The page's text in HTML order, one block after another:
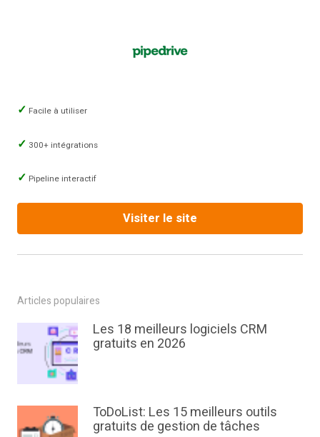
Facile à utiliser
300+ intégrations
Pipeline interactif
Visiter le site
Articles populaires
Les 18 meilleurs logiciels CRM
gratuits en 2026
ToDoList: Les 15 meilleurs outils
gratuits de gestion de tâches